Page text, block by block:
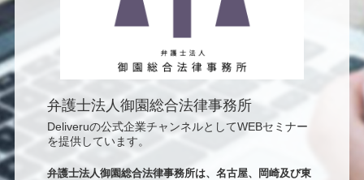
弁護士法人御園総合法律事務所
Deliveruの公式企業チャンネルとしてWEBセミナー
を提供しています。
弁護士法人御園総合法律事務所は、名古屋、岡崎及び東